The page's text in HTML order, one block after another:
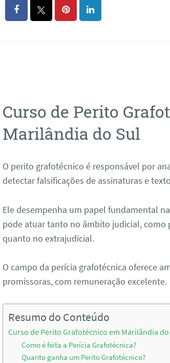
Curso de Perito
Marilândia do Sul
O perito grafotécnico é responsável por
detectar falsificações de assinaturas e
Ele desempenha um papel fundamental
pode atuar tanto no âmbito judicial,
quanto no extrajudicial.
O campo da perícia grafotécnica oferece
promissoras, com remuneração excelente.
Resumo do Conteúdo
Curso de Perito Grafotécnico em Marilândia
Como é feita a Perícia Grafotécnica?
Quanto ganha um Perito Grafotécnico?